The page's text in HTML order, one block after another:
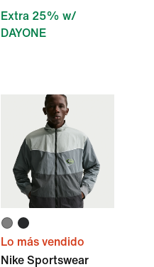
Extra 25% w/
DAYONE
Lo más vendido
Nike Sportswear